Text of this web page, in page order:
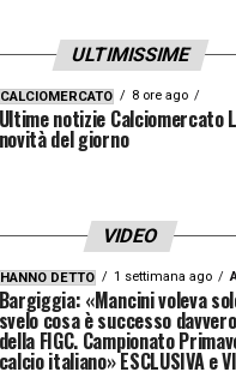
DELLE NOSTRE
ULTIMISSIME
CALCIOMERCATO 8 ore ago
Ultime notizie Calciomercato
novità del giorno
VIDEO
HANNO DETTO 1 settimana ago
Bargiggia: «Mancini voleva
svelo cosa è successo
della FIGC. Campionato
calcio italiano» ESCLUSIVA e